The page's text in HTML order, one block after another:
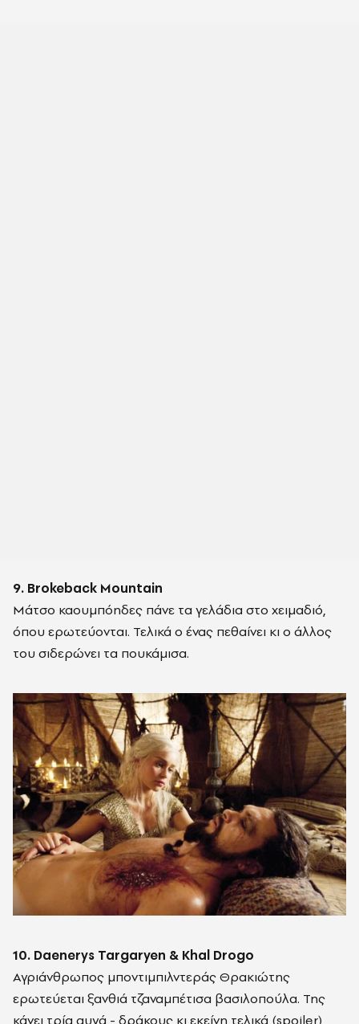
9. Brokeback Mountain
Μάτσο καουμπόηδες πάνε τα γελάδια στο χειμαδιό,
όπου ερωτεύονται. Τελικά ο ένας πεθαίνει κι ο άλλος
του σιδερώνει τα πουκάμισα.
10. Daenerys Targaryen & Khal Drogo
Αγριάνθρωπος μποντιμπιλντεράς Θρακιώτης
ερωτεύεται ξανθιά τζαναμπέτισα βασιλοπούλα. Της
κάνει τρία αυγά - δράκους κι εκείνη τελικά (spoiler)